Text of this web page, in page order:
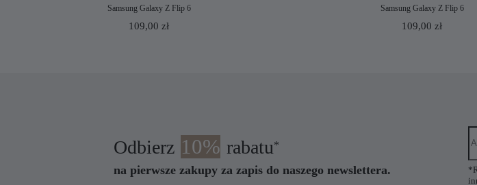
Samsung Galaxy Z Flip 6
109,00zł
Samsung Galaxy Z Flip 6
109,00zł
Odbierz 10% rabatu*
na pierwsze zakupy za zapis do naszego newslettera.